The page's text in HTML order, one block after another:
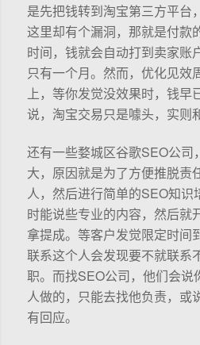
是先把钱转到淘宝第三方平台
这里却有个漏洞，那就是付款
时间，钱就会自动打到卖家账
只有一个月。然而，优化见效
上，等你发觉没效果时，钱早
说，淘宝交易只是噱头，实则
还有一些婺城区谷歌SEO公司
大，原因就是为了方便推脱责
人，然后进行简单的SEO知识
时能说些专业的内容，然后就
拿提成。等客户发觉限定时间
联系这个人会发现要不就联系
职。而找SEO公司，他们会说
人做的，只能去找他负责，或
有回应。